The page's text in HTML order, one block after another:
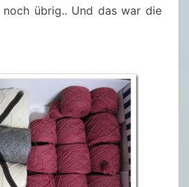
übrig.. Und das war die